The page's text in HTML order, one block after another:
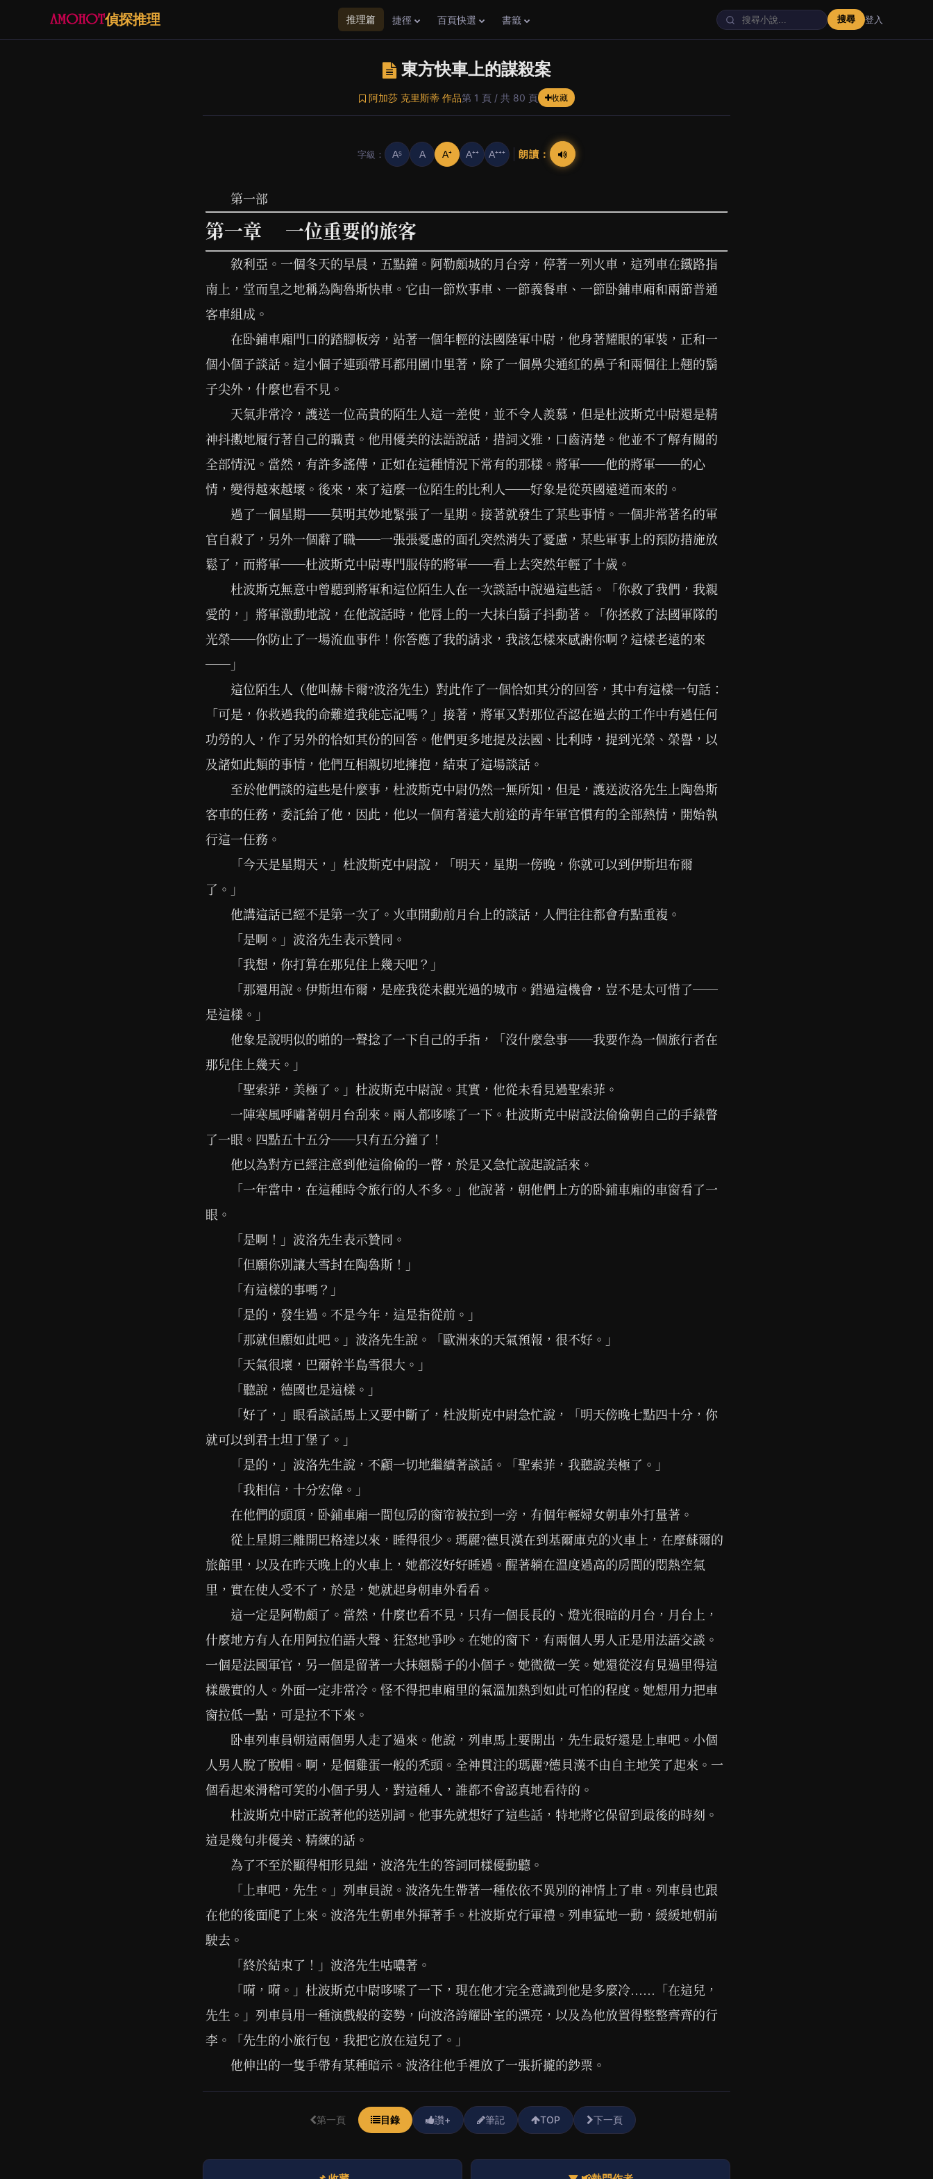
偵探推理 推理篇 捷徑 百頁快選 書籤 搜尋 登入
東方快車上的謀殺案
阿加莎 克里斯蒂 作品第 1 頁 / 共 80 頁 收藏
字級： Aˢ A A⁺ A⁺⁺ A⁺⁺⁺ 朗讀：
第一部
第一章 一位重要的旅客
敘利亞。一個冬天的早晨，五點鐘。阿勒頗城的月台旁，停著一列火車，這列車在鐵路指
南上，堂而皇之地稱為陶魯斯快車。它由一節炊事車、一節義餐車、一節卧鋪車廂和兩節普通
客車組成。
在卧鋪車廂門口的踏腳板旁，站著一個年輕的法國陸軍中尉，他身著耀眼的軍裝，正和一
個小個子談話。這小個子連頭帶耳都用圍巾里著，除了一個鼻尖通紅的鼻子和兩個往上翹的鬍
子尖外，什麼也看不見。
天氣非常冷，護送一位高貴的陌生人這一差使，並不令人羨慕，但是杜波斯克中尉還是精
神抖擻地履行著自己的職責。他用優美的法語說話，措詞文雅，口齒清楚。他並不了解有關的
全部情況。當然，有許多謠傳，正如在這種情況下常有的那樣。將軍──他的將軍──的心
情，變得越來越壞。後來，來了這麼一位陌生的比利人──好象是從英國遠道而來的。
過了一個星期──莫明其妙地緊張了一星期。接著就發生了某些事情。一個非常著名的軍
官自殺了，另外一個辭了職──一張張憂慮的面孔突然消失了憂慮，某些軍事上的預防措施放
鬆了，而將軍──杜波斯克中尉專門服侍的將軍──看上去突然年輕了十歲。
杜波斯克無意中曾聽到將軍和這位陌生人在一次談話中說過這些話。「你救了我們，我親
愛的，」將軍激動地說，在他說話時，他唇上的一大抹白鬍子抖動著。「你拯救了法國軍隊的
光榮──你防止了一場流血事件！你答應了我的請求，我該怎樣來感謝你啊？這樣老遠的來
──」
這位陌生人（他叫赫卡爾?波洛先生）對此作了一個恰如其分的回答，其中有這樣一句話：
「可是，你救過我的命難道我能忘記嗎？」接著，將軍又對那位否認在過去的工作中有過任何
功勞的人，作了另外的恰如其份的回答。他們更多地提及法國、比利時，提到光榮、榮譽，以
及諸如此類的事情，他們互相親切地擁抱，結束了這場談話。
至於他們談的這些是什麼事，杜波斯克中尉仍然一無所知，但是，護送波洛先生上陶魯斯
客車的任務，委託給了他，因此，他以一個有著遠大前途的青年軍官慣有的全部熱情，開始執
行這一任務。
「今天是星期天，」杜波斯克中尉說，「明天，星期一傍晚，你就可以到伊斯坦布爾
了。」
他講這話已經不是第一次了。火車開動前月台上的談話，人們往往都會有點重複。
「是啊。」波洛先生表示贊同。
「我想，你打算在那兒住上幾天吧？」
「那還用說。伊斯坦布爾，是座我從未觀光過的城市。錯過這機會，豈不是太可惜了──
是這樣。」
他象是說明似的啪的一聲捻了一下自己的手指，「沒什麼急事──我要作為一個旅行者在
那兒住上幾天。」
「聖索菲，美極了。」杜波斯克中尉說。其實，他從未看見過聖索菲。
一陣寒風呼嘯著朝月台刮來。兩人都哆嗦了一下。杜波斯克中尉設法偷偷朝自己的手錶瞥
了一眼。四點五十五分──只有五分鐘了！
他以為對方已經注意到他這偷偷的一瞥，於是又急忙說起說話來。
「一年當中，在這種時令旅行的人不多。」他說著，朝他們上方的卧鋪車廂的車窗看了一
眼。
「是啊！」波洛先生表示贊同。
「但願你別讓大雪封在陶魯斯！」
「有這樣的事嗎？」
「是的，發生過。不是今年，這是指從前。」
「那就但願如此吧。」波洛先生說。「歐洲來的天氣預報，很不好。」
「天氣很壞，巴爾幹半島雪很大。」
「聽說，德國也是這樣。」
「好了，」眼看談話馬上又要中斷了，杜波斯克中尉急忙說，「明天傍晚七點四十分，你
就可以到君士坦丁堡了。」
「是的，」波洛先生說，不顧一切地繼續著談話。「聖索菲，我聽說美極了。」
「我相信，十分宏偉。」
在他們的頭頂，卧鋪車廂一間包房的窗帘被拉到一旁，有個年輕婦女朝車外打量著。
從上星期三離開巴格達以來，睡得很少。瑪麗?德貝漢在到基爾庫克的火車上，在摩蘇爾的
旅館里，以及在昨天晚上的火車上，她都沒好好睡過。醒著躺在溫度過高的房間的悶熱空氣
里，實在使人受不了，於是，她就起身朝車外看看。
這一定是阿勒頗了。當然，什麼也看不見，只有一個長長的、燈光很暗的月台，月台上，
什麼地方有人在用阿拉伯語大聲、狂怒地爭吵。在她的窗下，有兩個人男人正是用法語交談。
一個是法國軍官，另一個是留著一大抹翹鬍子的小個子。她微微一笑。她還從沒有見過里得這
樣嚴實的人。外面一定非常冷。怪不得把車廂里的氣溫加熱到如此可怕的程度。她想用力把車
窗拉低一點，可是拉不下來。
卧車列車員朝這兩個男人走了過來。他說，列車馬上要開出，先生最好還是上車吧。小個
人男人脫了脫帽。啊，是個雞蛋一般的禿頭。全神貫注的瑪麗?德貝漢不由自主地笑了起來。一
個看起來滑稽可笑的小個子男人，對這種人，誰都不會認真地看待的。
杜波斯克中尉正說著他的送別詞。他事先就想好了這些話，特地將它保留到最後的時刻。
這是幾句非優美、精練的話。
為了不至於顯得相形見絀，波洛先生的答詞同樣優動聽。
「上車吧，先生。」列車員說。波洛先生帶著一種依依不異別的神情上了車。列車員也跟
在他的後面爬了上來。波洛先生朝車外揮著手。杜波斯克行軍禮。列車猛地一動，緩緩地朝前
駛去。
「終於結束了！」波洛先生咕噥著。
「嗬，嗬。」杜波斯克中尉哆嗦了一下，現在他才完全意識到他是多麼冷……「在這兒，
先生。」列車員用一種演戲般的姿勢，向波洛誇耀卧室的漂亮，以及為他放置得整整齊齊的行
李。「先生的小旅行包，我把它放在這兒了。」
他伸出的一隻手帶有某種暗示。波洛往他手裡放了一張折攏的鈔票。
第一頁 目錄 讚+ 筆記 TOP 下一頁